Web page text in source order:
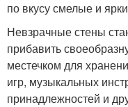
по вкусу смелые и
Невзрачные стены
прибавить
местечком для
игр, музыкальных
принадлежностей и